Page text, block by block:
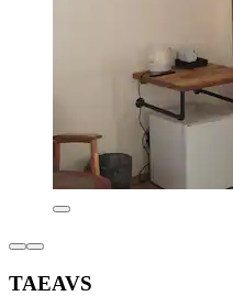
TAEAVS